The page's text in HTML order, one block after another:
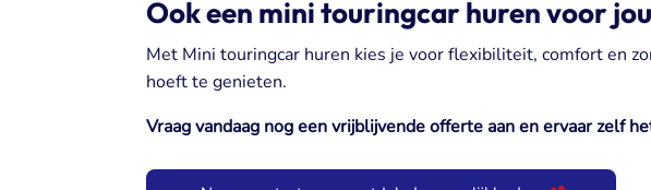
Ook een mini touringcar huren voor
Met Mini touringcar huren kies je voor flexibiliteit, comfort en
hoeft te genieten.
Vraag vandaag nog een vrijblijvende offerte aan en ervaar zelf